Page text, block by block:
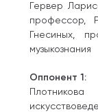
Гервер
профессор,
Гнесиных,
музыкознания
Оппонент 1: